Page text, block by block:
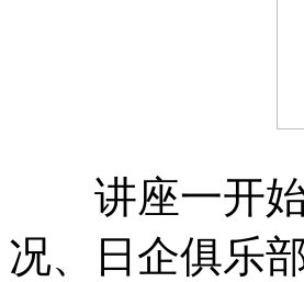
讲座一开始
况、日企俱乐